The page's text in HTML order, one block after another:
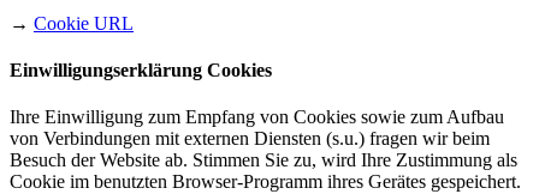
→ Cookie URL
Einwilligungserklärung Cookies
Ihre Einwilligung zum Empfang von Cookies sowie zum Aufbau
von Verbindungen mit externen Diensten (s.u.) fragen wir beim
Besuch der Website ab. Stimmen Sie zu, wird Ihre Zustimmung als
Cookie im benutzten Browser-Programm ihres Gerätes gespeichert.